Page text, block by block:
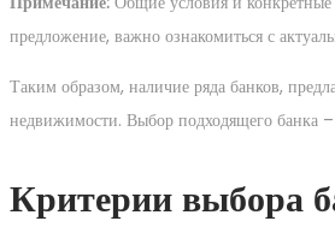
предложение, важно ознакомиться с
Таким образом, наличие ряда банков,
недвижимости. Выбор подходящего банка
Критерии выбора